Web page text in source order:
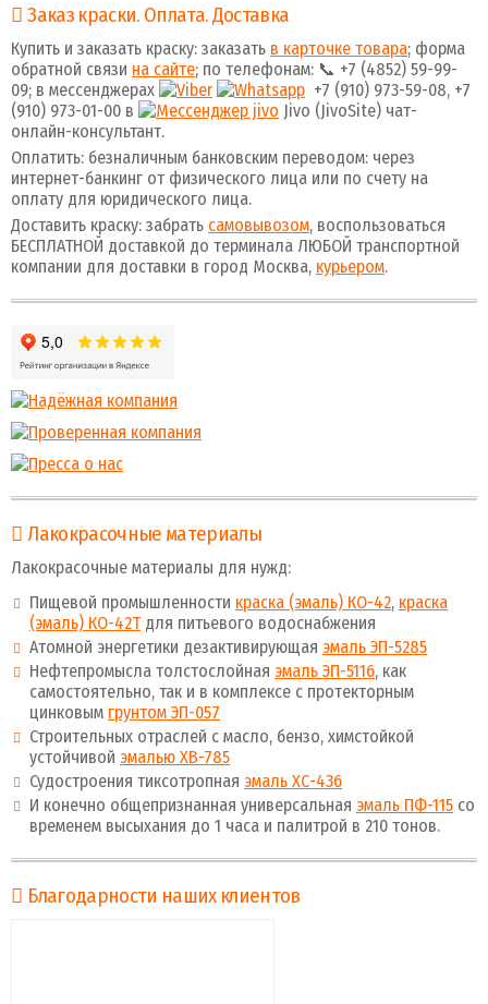
Заказ краски. Оплата. Доставка
Купить и заказать краску: заказать в карточке товара; форма
обратной связи на сайте; по телефонам: 📞 +7 (4852) 59-99-
09; в мессенджерах
+7 (910) 973-59-08, +7
(910) 973-01-00 в
Jivo (JivoSite) чат-
онлайн-консультант.
Оплатить: безналичным банковским переводом: через
интернет-банкинг от физического лица или по счету на
оплату для юридического лица.
Доставить краску: забрать самовывозом, воспользоваться
БЕСПЛАТНОЙ доставкой до терминала ЛЮБОЙ транспортной
компании для доставки в город Москва, курьером.
Лакокрасочные материалы
Лакокрасочные материалы для нужд:
Пищевой промышленности краска (эмаль) КО-42, краска
(эмаль) КО-42Тдля питьевого водоснабжения
Атомной энергетики дезактивирующая эмаль ЭП-5285
Нефтепромысла толстослойная эмаль ЭП-5116, как
самостоятельно, так и в комплексе с протекторным
цинковым грунтом ЭП-057
Строительных отраслей с масло, бензо, химстойкой
устойчивой эмалью ХВ-785
Судостроения тиксотропная эмаль ХС-436
И конечно общепризнанная универсальная эмаль ПФ-115 со
временем высыхания до 1 часа и палитрой в 210 тонов.
Благодарности наших клиентов